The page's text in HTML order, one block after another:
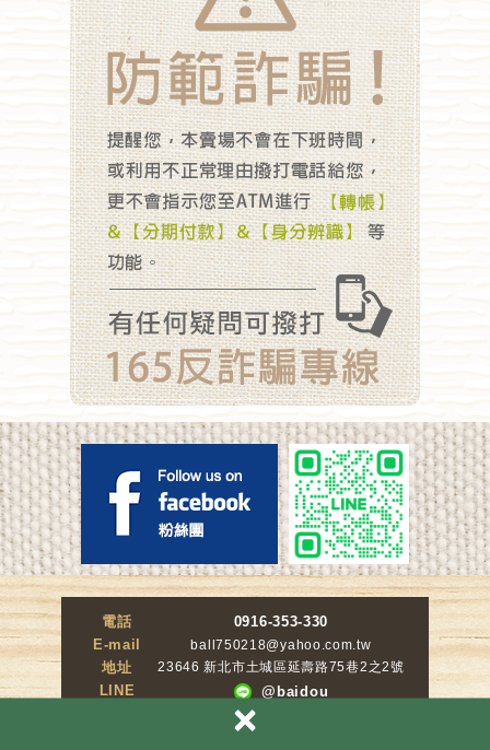
×
電話
0916-353-330
E-mail
ball750218@yahoo.com.tw
地址 23646 新北市土城區延壽路75巷2之2號
LINE @baidou
百豆堅果企業社 ｜ 統編 85146955